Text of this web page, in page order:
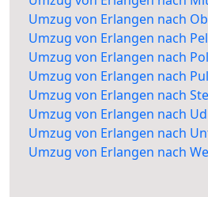
Umzug von Erlangen nach
Umzug von Erlangen nach
Umzug von Erlangen nach
Umzug von Erlangen nach
Umzug von Erlangen nach
Umzug von Erlangen nach
Umzug von Erlangen nach
Umzug von Erlangen nach